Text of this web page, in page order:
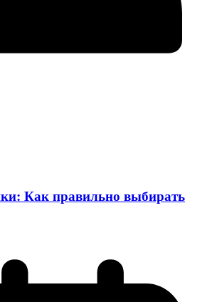
Как правильно выбирать